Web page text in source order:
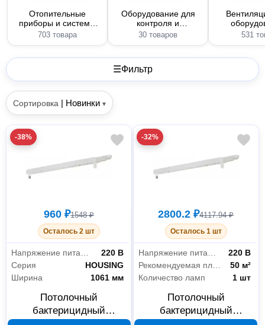
Отопительные
приборы и системы
отопления
703 товара
Оборудование для
контроля и
поддержания
влажности
30 товаров 531
☰Фильтр
Сортировка | Новинки ▾
-38%
960 ₽1548 ₽
Осталось 2 шт
220 В
Серия
HOUSING
Ширина
1061 мм
Потолочный
бактерицидный
-32%
2800.2 ₽4117.94 ₽
Осталось 1 шт
220 В
Рекомендуемая площадь
50 м²
Количество ламп
1 шт
Потолочный
бактерицидный